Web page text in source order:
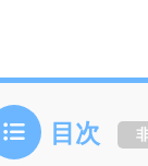
目次